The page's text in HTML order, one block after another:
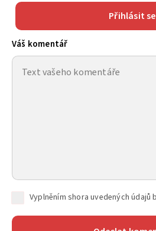
Přihlásit se
Váš komentář